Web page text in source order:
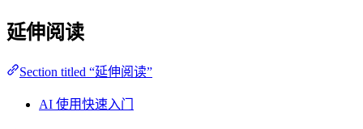
延伸阅读
Section titled “延伸阅读”
AI 使用快速入门